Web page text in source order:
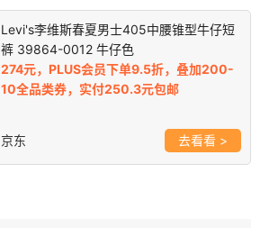
Levi's李维斯春夏男士405中腰锥型牛仔短
裤 39864-0012 牛仔色
274元，PLUS会员下单9.5折，叠加200-
10全品类券，实付250.3元包邮
京东 >